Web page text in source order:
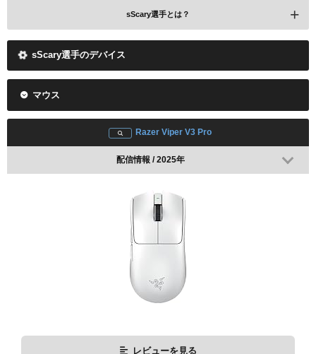
sScary選手とは？
sScary選手のデバイス
マウス
Razer Viper V3 Pro
配信情報 / 2025年
レビューを見る